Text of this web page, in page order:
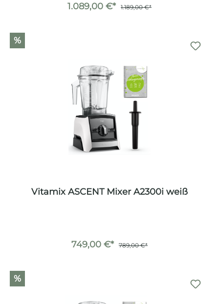
1.089,00 €* 1.189,00 €*
%
Vitamix ASCENT Mixer A2300i weiß
749,00 €* 789,00 €*
%